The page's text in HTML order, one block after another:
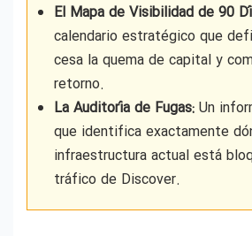
El Mapa de Visibilidad de 90
calendario estratégico que
cesa la quema de capital y
retorno.
La Auditoría de Fugas: Un
que identifica exactamente
infraestructura actual está
tráfico de Discover.